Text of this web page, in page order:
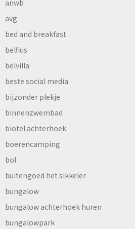
anwb
avg
bed and breakfast
belfius
belvilla
beste social media
bijzonder plekje
binnenzwembad
biotel achterhoek
boerencamping
bol
buitengoed het sikkeler
bungalow
bungalow achterhoek huren
bungalowpark